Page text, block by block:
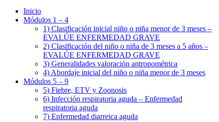
Inicio
Módulos 1 – 4
1) Clasificación inicial niño o niña menor de 3 meses –
EVALÚE ENFERMEDAD GRAVE
2) Clasificación del niño o niña de 3 meses a 5 años –
EVALÚE ENFERMEDAD GRAVE
3) Generalidades valoración antropométrica
4) Abordaje inicial del niño o niña menor de 3 meses
Módulos 5 – 9
5) Fiebre, ETV y Zoonosis
6) Infección respiratoria aguda – Enfermedad
respiratoria aguda
7) Enfermedad diarreica aguda